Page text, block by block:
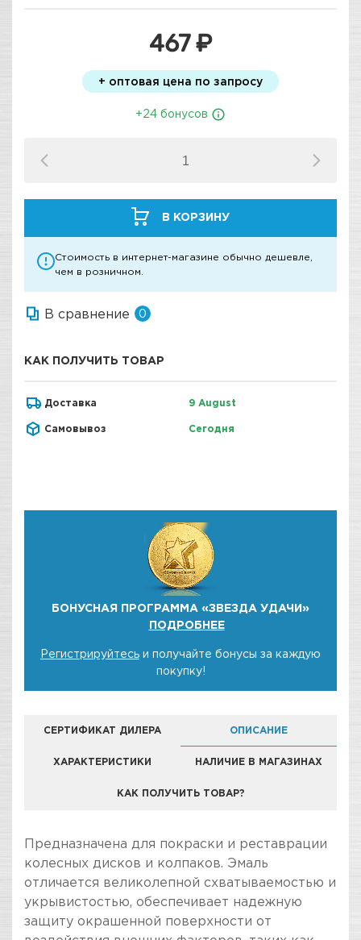
467 ₽
+ оптовая цена по запросу
+24 бонусов
В КОРЗИНУ
Стоимость в интернет-магазине обычно дешевле,
чем в розничном.
В сравнение 0
КАК ПОЛУЧИТЬ ТОВАР
Доставка 9 August
Самовывоз Сегодня
БОНУСНАЯ ПРОГРАММА «ЗВЕЗДА УДАЧИ»
ПОДРОБНЕЕ
Регистрируйтесь и получайте бонусы за каждую
покупку!
СЕРТИФИКАТ ДИЛЕРА ОПИСАНИЕ
ХАРАКТЕРИСТИКИ НАЛИЧИЕ В МАГАЗИНАХ
КАК ПОЛУЧИТЬ ТОВАР?
КОМПАНИЯ "ЗВЕЗДА УДАЧИ" ЯВЛЯЕТСЯ
ОФИЦИАЛЬНЫМ ДИЛЕРОМ БРЕНДА PRESTO
Предназначена для покраски и реставрации
колесных дисков и колпаков. Эмаль
отличается великолепной схватываемостью и
укрывистостью, обеспечивает надежную
защиту окрашенной поверхности от